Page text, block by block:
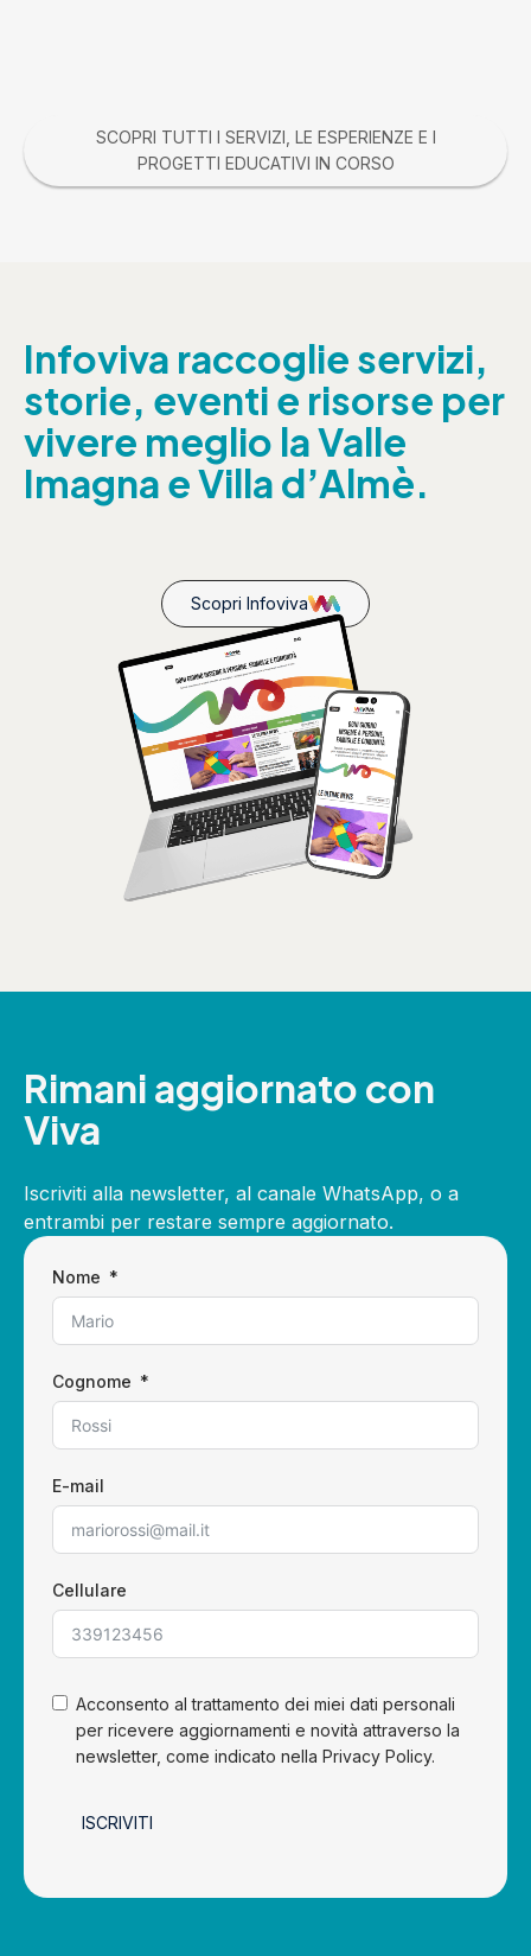
SCOPRI TUTTI I SERVIZI, LE ESPERIENZE E I
PROGETTI EDUCATIVI IN CORSO
Infoviva raccoglie servizi,
storie, eventi e risorse per
vivere meglio la Valle
Imagna e Villa d’Almè.
Scopri Infoviva
Rimani aggiornato con
Viva
Iscriviti alla newsletter, al canale WhatsApp, o a
entrambi per restare sempre aggiornato.
Nome
Cognome
E-mail
Cellulare
Acconsento al trattamento dei miei dati personali
per ricevere aggiornamenti e novità attraverso la
newsletter, come indicato nella Privacy Policy.
ISCRIVITI